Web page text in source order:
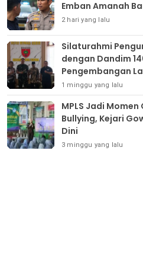
Emban Amanah
2 hari yang lalu
Silaturahmi
dengan Dandim
Pengembangan
Pembinaan Atlet
1 minggu yang lalu
MPLS Jadi
Bullying, Kejari
Dini
3 minggu yang lalu